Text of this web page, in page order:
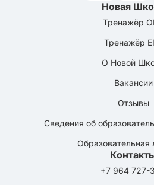
Новая
Тренажёр
Тренажёр
О Новой
Вакансии
Отзывы
Сведения об
Образовательная
+7 964 727-